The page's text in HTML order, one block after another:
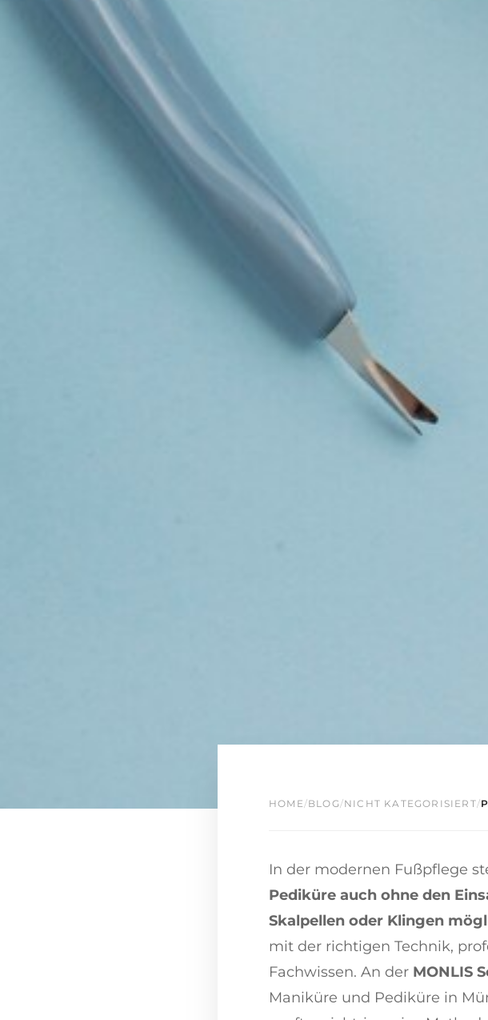
HOME /BLOG /NICHT KATEGORISIERT/
In der modernen Fußpflege
Pediküre auch ohne den
Skalpellen oder Klingen
mit der richtigen Technik,
Fachwissen. An der MONLIS
Maniküre und Pediküre in